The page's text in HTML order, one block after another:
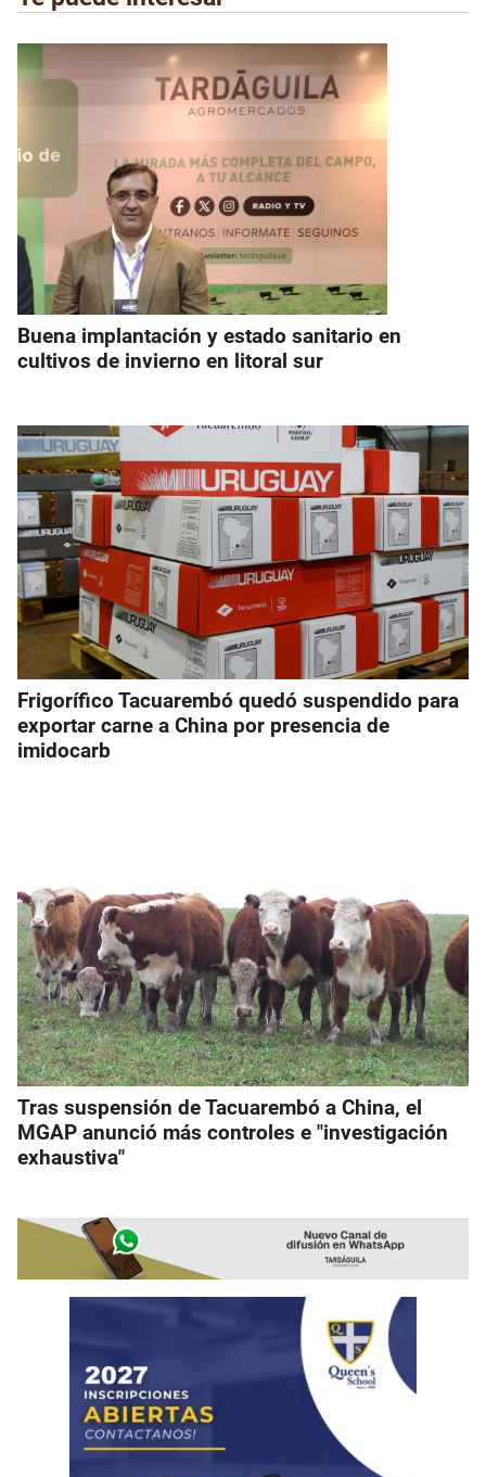
Buena implantación y estado sanitario en
cultivos de invierno en litoral sur
Frigorífico Tacuarembó quedó suspendido para
exportar carne a China por presencia de
imidocarb
Tras suspensión de Tacuarembó a China, el
MGAP anunció más controles e "investigación
exhaustiva"